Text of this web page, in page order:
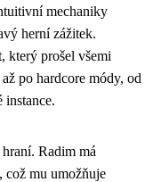
mechaniky
herní zážitek.
který prošel všemi
po hardcore módy, od
instance.
Radim má
což mu umožňuje